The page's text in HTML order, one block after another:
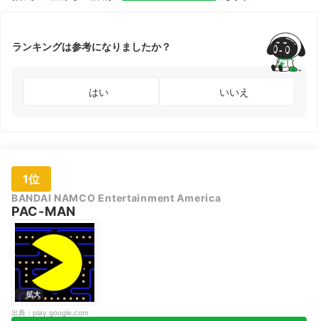
ランキングは参考になりましたか？
はい いいえ
1位
BANDAI NAMCO Entertainment America
PAC-MAN
拡大
出典： play.google.com